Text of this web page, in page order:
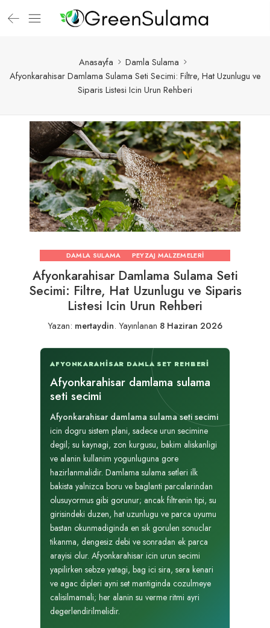
Anasayfa
Damla Sulama
Afyonkarahisar Damlama Sulama Seti Secimi: Filtre, Hat Uzunlugu ve
Siparis Listesi Icin Urun Rehberi
DAMLA SULAMA PEYZAJ MALZEMELERI
Afyonkarahisar Damlama Sulama Seti
Secimi: Filtre, Hat Uzunlugu ve Siparis
Listesi Icin Urun Rehberi
Yazan: mertaydin. Yayınlanan 8 Haziran 2026
AFYONKARAHISAR DAMLA SET REHBERI
Afyonkarahisar damlama sulama
seti secimi
Afyonkarahisar damlama sulama seti secimi
icin dogru sistem plani, sadece urun secimine
degil; su kaynagi, zon kurgusu, bakim aliskanligi
ve alanin kullanim yogunluguna gore
hazirlanmalidir. Damlama sulama setleri ilk
bakista yalnizca boru ve baglanti parcalarindan
olusuyormus gibi gorunur; ancak filtrenin tipi, su
girisindeki duzen, hat uzunlugu ve parca uyumu
bastan okunmadiginda en sik gorulen sonuclar
tikanma, dengesiz debi ve sonradan ek parca
arayisi olur. Afyonkarahisar icin urun secimi
yapilirken sebze yatagi, bag ici sira, sera kenari
ve agac dipleri ayni set mantiginda cozulmeye
calisilmamali; her alanin su verme ritmi ayri
degerlendirilmelidir.